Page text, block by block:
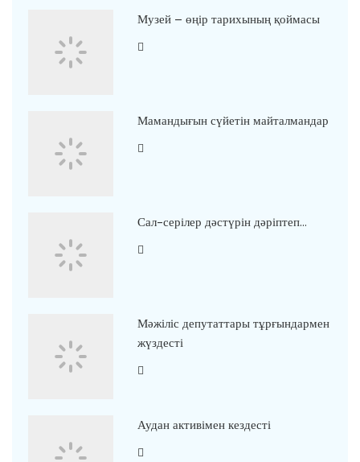
Музей – өңір тарихының қоймасы
Мамандығын сүйетін майталмандар
Сал-серілер дәстүрін дәріптеп…
Мәжіліс депутаттары тұрғындармен
жүздесті
Аудан активімен кездесті